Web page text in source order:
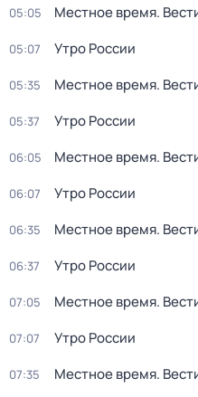
05:05 Местное время.
05:07 Утро России
05:35 Местное время.
05:37 Утро России
06:05 Местное время.
06:07 Утро России
06:35 Местное время.
06:37 Утро России
07:05 Местное время.
07:07 Утро России
07:35 Местное время.